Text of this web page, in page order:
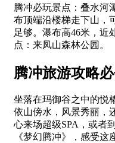
腾冲必玩景点：叠水河
布顶端沿楼梯走下山，
足够。瀑布高46米，近
点：来凤山森林公园。
腾冲旅游攻略
坐落在玛御谷之中的悦
依山傍水，风景秀丽，
心来场超级SPA，或者
《梦幻腾冲》，感受这